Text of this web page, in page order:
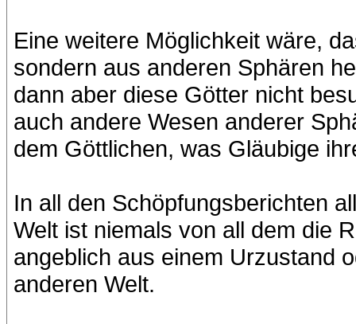
Eine weitere Möglichkeit wäre,
sondern aus anderen Sphären
dann aber diese Götter nicht
auch andere Wesen anderer
dem Göttlichen, was Gläubige
In all den Schöpfungsberichten
Welt ist niemals von all dem die
angeblich aus einem Urzustand
anderen Welt.